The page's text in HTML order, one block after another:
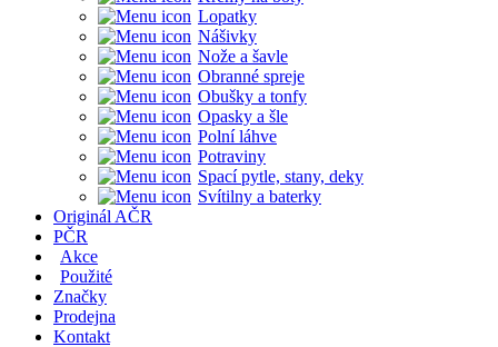
Lopatky
Nášivky
Nože a šavle
Obranné spreje
Obušky a tonfy
Opasky a šle
Polní láhve
Potraviny
Spací pytle, stany, deky
Svítilny a baterky
Originál AČR
PČR
Akce
Použité
Značky
Prodejna
Kontakt